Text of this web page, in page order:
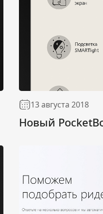
13 августа 2018
Новый